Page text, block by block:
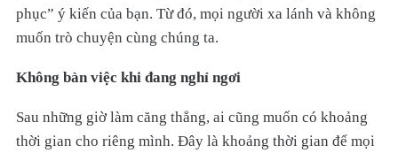
phục” ý kiến của bạn. Từ đó, mọi người xa lánh và không
muốn trò chuyện cùng chúng ta.
Không bàn việc khi đang nghỉ ngơi
Sau những giờ làm căng thẳng, ai cũng muốn có khoảng
thời gian cho riêng mình. Đây là khoảng thời gian để mọi